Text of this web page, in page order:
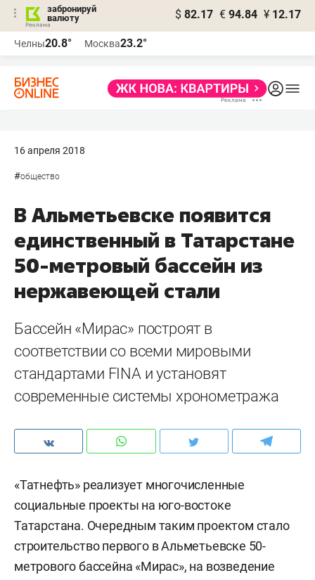
забронируй
валюту
$ 82.17 € 94.84 ¥ 12.17
Челны20.8° Москва23.2°
16 апреля 2018
#общество
В Альметьевске появится
единственный в Татарстане
50-метровый бассейн из
нержавеющей стали
Бассейн «Мирас» построят в
соответствии со всеми мировыми
стандартами FINA и установят
современные системы хронометража
«Татнефть» реализует многочисленные
социальные проекты на юго-востоке
Татарстана. Очередным таким проектом стало
строительство первого в Альметьевске 50-
метрового бассейна «Мирас», на возведение